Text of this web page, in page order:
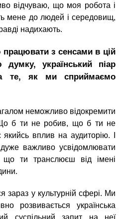
відчуваю, що моя робота і
мене до людей і середовищ,
надихають.
з сенсами в цій
український піар
те, як ми сприймаємо
неможливо відокремити
б ти не робив, що б ти не
вплив на аудиторію. І
важливо усвідомлювати
що ти транслюєш від імені
зараз у культурній сфері. Ми
розвивається українська
суспільний запит на неї